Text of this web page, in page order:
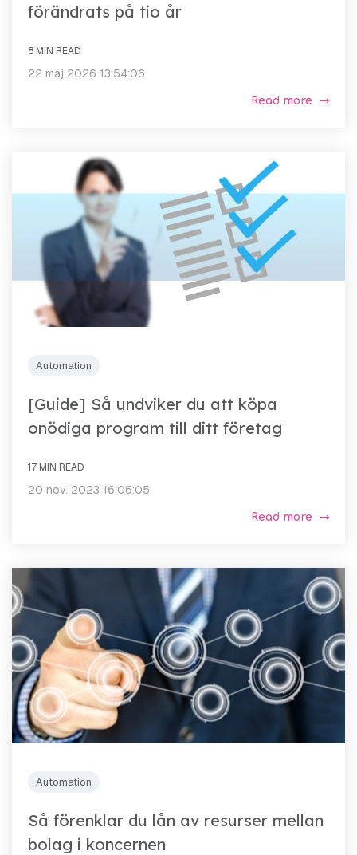
förändrats på tio år
8 MIN READ
22 maj 2026 13:54:06
Read more
Automation
[Guide] Så undviker du att köpa
onödiga program till ditt företag
17 MIN READ
20 nov. 2023 16:06:05
Read more
Automation
Så förenklar du lån av resurser mellan
bolag i koncernen